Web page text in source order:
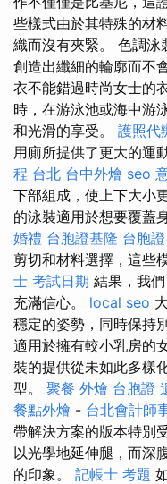
些樣式由於其特殊的材
織而沒有夾緊。 色調泳
創造出纖細的輪廓而不
衣不能錯過時尚女士的
時，在游泳池或海中游
和光滑的享受。 護照代
用廁所提供了更大的運
程 台北 台中外燴 seo
下部組成，使上下大小
的泳裝適​​用於想要覆蓋
婚禮 台胞證基隆 台胞
剪切和材料選擇，這些
士 考試日期 結果，我
充滿信心。 local seo
穩定的姿勢，同時保持
適用於擁有較小乳房的
裝的提供從未如此多樣
型。 聚餐 外燴 台胞證
餐點外燴 - 台北會計師
帶解決方案的版本特別
以光學地延伸腿，而深
的印象。 記帳士 考題